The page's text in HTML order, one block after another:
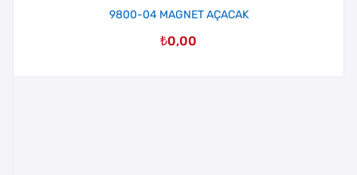
9800-04 MAGNET AÇACAK
₺0,00